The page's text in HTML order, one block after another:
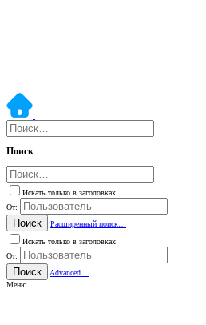
Поиск
Искать только в заголовках
От:
Поиск
Расширенный поиск…
Искать только в заголовках
От:
Поиск
Advanced…
Меню